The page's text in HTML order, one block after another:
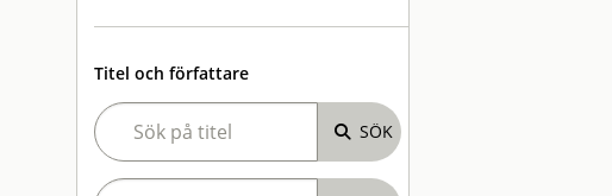
Titel och författare